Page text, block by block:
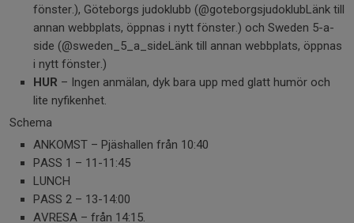
fönster.), Göteborgs judoklubb (@goteborgsjudoklubLänk till
annan webbplats, öppnas i nytt fönster.) och Sweden 5-a-
side (@sweden_5_a_sideLänk till annan webbplats, öppnas
i nytt fönster.)
HUR – Ingen anmälan, dyk bara upp med glatt humör och
lite nyfikenhet.
Schema
ANKOMST – Pjäshallen från 10:40
PASS 1 – 11-11:45
LUNCH
PASS 2 – 13-14:00
AVRESA – från 14:15.